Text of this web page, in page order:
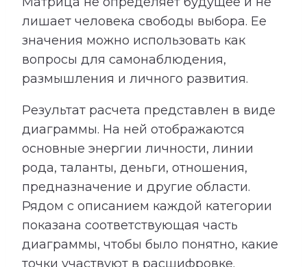
лишает человека свободы выбора. Ее
значения можно использовать как
вопросы для самонаблюдения,
размышления и личного развития.
Результат расчета представлен в виде
диаграммы. На ней отображаются
основные энергии личности, линии
рода, таланты, деньги, отношения,
предназначение и другие области.
Рядом с описанием каждой категории
показана соответствующая часть
диаграммы, чтобы было понятно, какие
точки участвуют в расшифровке.